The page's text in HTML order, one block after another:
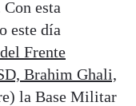
Con esta
este día
Frente
Brahim Ghali,
la Base Militar